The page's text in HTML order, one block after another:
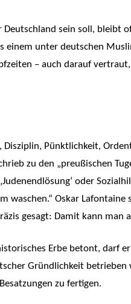
sein soll, bleibt
einem unter deutschen
– auch darauf
Disziplin, Pünktlichkeit,
zu den „preußischen
oder
Oskar
gesagt: Damit kann man
Erbe betont, darf
Gründlichkeit
zu fertigen.